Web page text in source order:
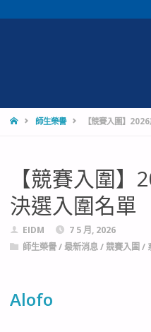
HOME師生榮譽 【競賽入圍】
【競賽入圍
決選入圍名單
EIDM
7 5 月, 2026
師生榮譽/最新消息/ 競賽入圍 /
Alofo